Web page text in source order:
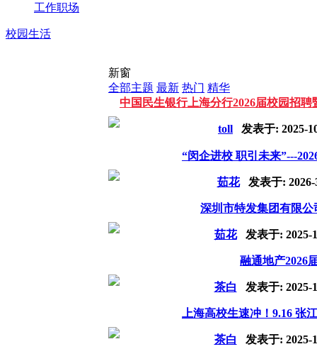
工作职场
校园生活
新窗
全部主题 最新 热门 精华
中国民生银行上海分行2026届校园招聘
toll 发表于: 2025-
“闵企进校 职引未来”---
茹花发表于: 2026-
深圳市特发集团有限公
茹花发表于: 2025-
融通地产2026
茶白 发表于: 2025-
上海高校生速冲！9.16 张
茶白 发表于: 2025-